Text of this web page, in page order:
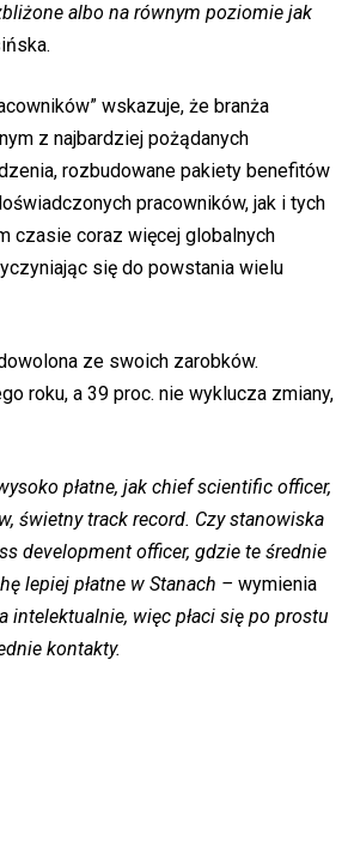
albo na równym poziomie jak
wskazuje, że branża
z najbardziej pożądanych
rozbudowane pakiety benefitów
pracowników, jak i tych
czasie coraz więcej globalnych
się do powstania wielu
ze swoich zarobków.
roku, a 39 proc. nie wyklucza zmiany,
płatne, jak chief scientific officer,
świetny track record. Czy stanowiska
development officer, gdzie te średnie
lepiej płatne w Stanach – wymienia
intelektualnie, więc płaci się po prostu
kontakty.